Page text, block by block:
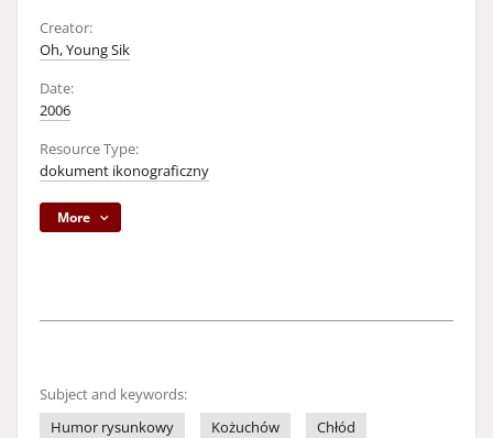
Creator:
Oh, Young Sik
Date:
2006
Resource Type:
dokument ikonograficzny
More
Subject and keywords:
Humor rysunkowy
Kożuchów
Chłód